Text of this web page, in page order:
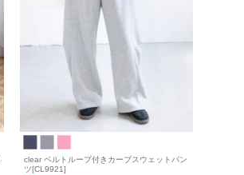
clear ベルトループ付きカーブスウェットパン
ツ[CL9921]